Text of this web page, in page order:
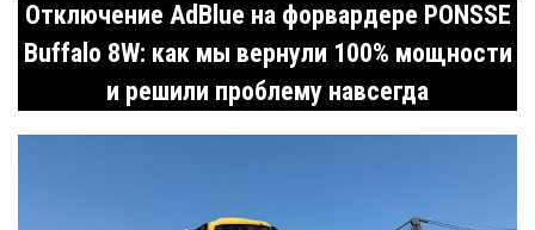
Отключение AdBlue на форвардере PONSSE
Buffalo 8W: как мы вернули 100% мощности
и решили проблему навсегда